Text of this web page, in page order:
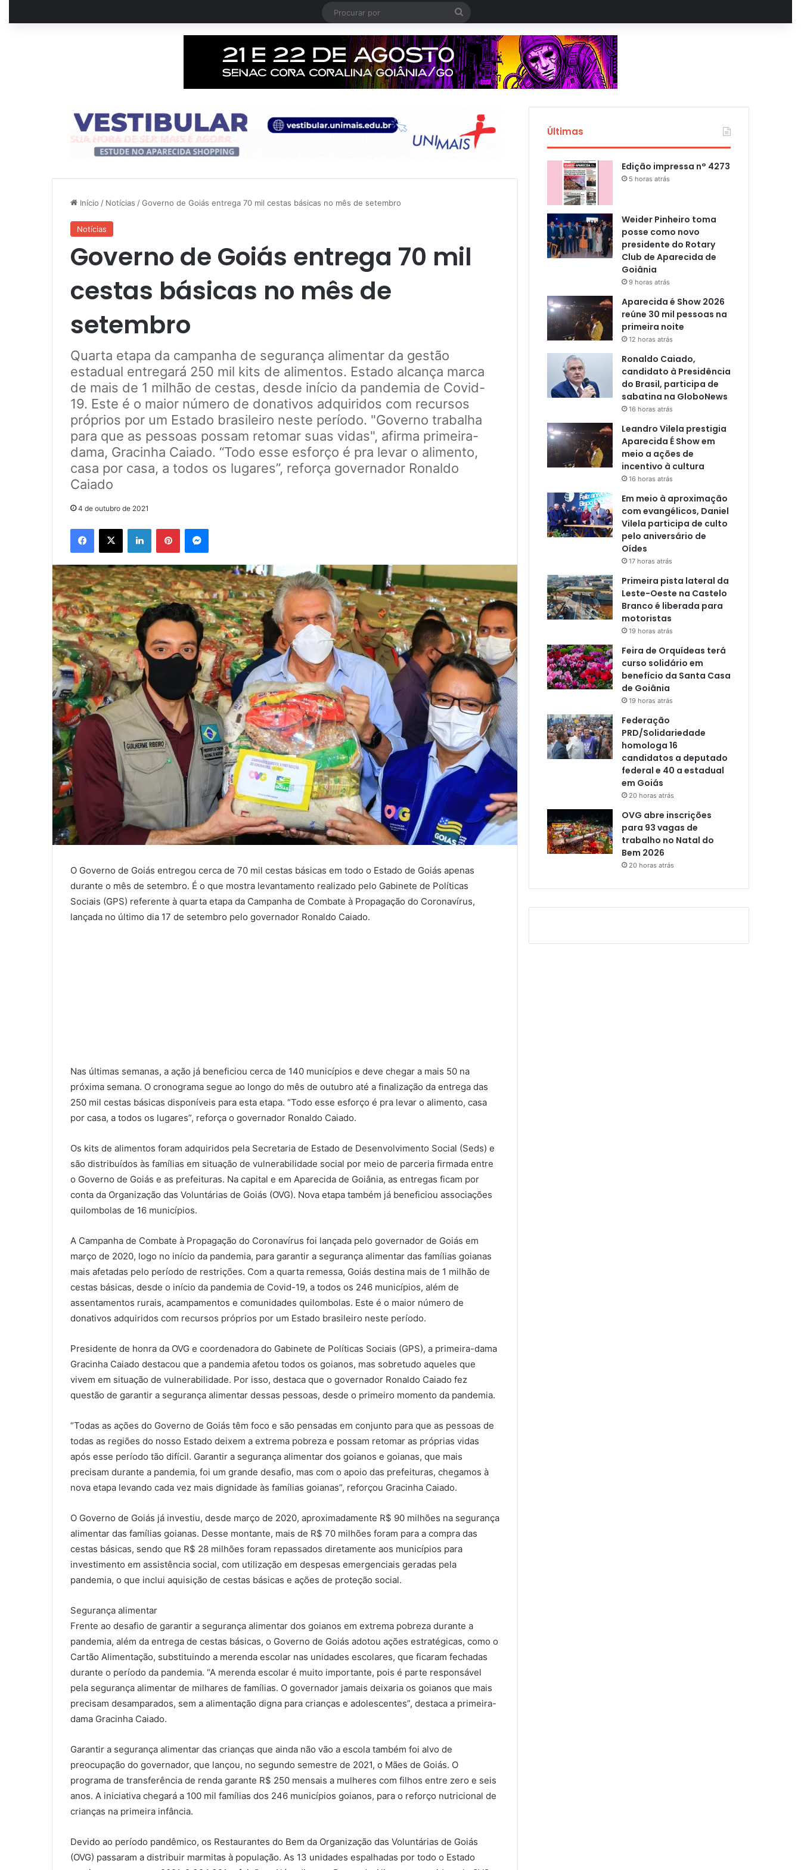
Procurar
por
Início / Notícias /Governo de Goiás entrega 70 mil cestas básicas no mês de setembro
Notícias
Governo de Goiás entrega 70 mil
cestas básicas no mês de
setembro
Quarta etapa da campanha de segurança alimentar da gestão
estadual entregará 250 mil kits de alimentos. Estado alcança marca
de mais de 1 milhão de cestas, desde início da pandemia de Covid-
19. Este é o maior número de donativos adquiridos com recursos
próprios por um Estado brasileiro neste período. "Governo trabalha
para que as pessoas possam retomar suas vidas", afirma primeira-
dama, Gracinha Caiado. “Todo esse esforço é pra levar o alimento,
casa por casa, a todos os lugares”, reforça governador Ronaldo
Caiado
4 de outubro de 2021
Facebook
X LinkedinPinterestMessenger
O Governo de Goiás entregou cerca de 70 mil cestas básicas em todo o Estado de Goiás apenas
durante o mês de setembro. É o que mostra levantamento realizado pelo Gabinete de Políticas
Sociais (GPS) referente à quarta etapa da Campanha de Combate à Propagação do Coronavírus,
lançada no último dia 17 de setembro pelo governador Ronaldo Caiado.
Nas últimas semanas, a ação já beneficiou cerca de 140 municípios e deve chegar a mais 50 na
próxima semana. O cronograma segue ao longo do mês de outubro até a finalização da entrega das
250 mil cestas básicas disponíveis para esta etapa. “Todo esse esforço é pra levar o alimento, casa
por casa, a todos os lugares”, reforça o governador Ronaldo Caiado.
Os kits de alimentos foram adquiridos pela Secretaria de Estado de Desenvolvimento Social (Seds) e
são distribuídos às famílias em situação de vulnerabilidade social por meio de parceria firmada entre
o Governo de Goiás e as prefeituras. Na capital e em Aparecida de Goiânia, as entregas ficam por
conta da Organização das Voluntárias de Goiás (OVG). Nova etapa também já beneficiou associações
quilombolas de 16 municípios.
A Campanha de Combate à Propagação do Coronavírus foi lançada pelo governador de Goiás em
março de 2020, logo no início da pandemia, para garantir a segurança alimentar das famílias goianas
mais afetadas pelo período de restrições. Com a quarta remessa, Goiás destina mais de 1 milhão de
cestas básicas, desde o início da pandemia de Covid-19, a todos os 246 municípios, além de
assentamentos rurais, acampamentos e comunidades quilombolas. Este é o maior número de
donativos adquiridos com recursos próprios por um Estado brasileiro neste período.
Presidente de honra da OVG e coordenadora do Gabinete de Políticas Sociais (GPS), a primeira-dama
Gracinha Caiado destacou que a pandemia afetou todos os goianos, mas sobretudo aqueles que
vivem em situação de vulnerabilidade. Por isso, destaca que o governador Ronaldo Caiado fez
questão de garantir a segurança alimentar dessas pessoas, desde o primeiro momento da pandemia.
“Todas as ações do Governo de Goiás têm foco e são pensadas em conjunto para que as pessoas de
todas as regiões do nosso Estado deixem a extrema pobreza e possam retomar as próprias vidas
após esse período tão difícil. Garantir a segurança alimentar dos goianos e goianas, que mais
precisam durante a pandemia, foi um grande desafio, mas com o apoio das prefeituras, chegamos à
nova etapa levando cada vez mais dignidade às famílias goianas”, reforçou Gracinha Caiado.
O Governo de Goiás já investiu, desde março de 2020, aproximadamente R$ 90 milhões na segurança
alimentar das famílias goianas. Desse montante, mais de R$ 70 milhões foram para a compra das
cestas básicas, sendo que R$ 28 milhões foram repassados diretamente aos municípios para
investimento em assistência social, com utilização em despesas emergenciais geradas pela
pandemia, o que inclui aquisição de cestas básicas e ações de proteção social.
Segurança alimentar
Frente ao desafio de garantir a segurança alimentar dos goianos em extrema pobreza durante a
pandemia, além da entrega de cestas básicas, o Governo de Goiás adotou ações estratégicas, como o
Cartão Alimentação, substituindo a merenda escolar nas unidades escolares, que ficaram fechadas
durante o período da pandemia. “A merenda escolar é muito importante, pois é parte responsável
pela segurança alimentar de milhares de famílias. O governador jamais deixaria os goianos que mais
precisam desamparados, sem a alimentação digna para crianças e adolescentes”, destaca a primeira-
dama Gracinha Caiado.
Garantir a segurança alimentar das crianças que ainda não vão a escola também foi alvo de
preocupação do governador, que lançou, no segundo semestre de 2021, o Mães de Goiás. O
programa de transferência de renda garante R$ 250 mensais a mulheres com filhos entre zero e seis
anos. A iniciativa chegará a 100 mil famílias dos 246 municípios goianos, para o reforço nutricional de
crianças na primeira infância.
Devido ao período pandêmico, os Restaurantes do Bem da Organização das Voluntárias de Goiás
(OVG) passaram a distribuir marmitas à população. As 13 unidades espalhadas por todo o Estado
Últimas
Edição impressa n° 4273
5 horas atrás
Weider Pinheiro toma
posse como novo
presidente do Rotary
Club de Aparecida de
Goiânia
9 horas atrás
Aparecida é Show 2026
reúne 30 mil pessoas na
primeira noite
12 horas atrás
Ronaldo Caiado,
candidato à Presidência
do Brasil, participa de
sabatina na GloboNews
16 horas atrás
Leandro Vilela prestigia
Aparecida É Show em
meio a ações de
incentivo à cultura
16 horas atrás
Em meio à aproximação
com evangélicos, Daniel
Vilela participa de culto
pelo aniversário de
Oídes
17 horas atrás
Primeira pista lateral da
Leste-Oeste na Castelo
Branco é liberada para
motoristas
19 horas atrás
Feira de Orquídeas terá
curso solidário em
benefício da Santa Casa
de Goiânia
19 horas atrás
Federação
PRD/Solidariedade
homologa 16
candidatos a deputado
federal e 40 a estadual
em Goiás
20 horas atrás
OVG abre inscrições
para 93 vagas de
trabalho no Natal do
Bem 2026
20 horas atrás